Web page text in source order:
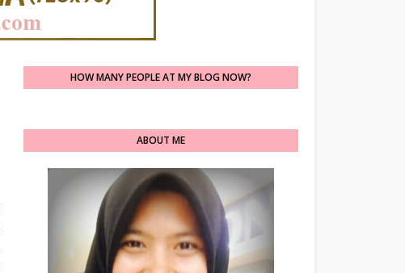
HOW MANY PEOPLE AT MY BLOG NOW?
ABOUT ME